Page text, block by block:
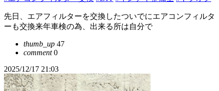
先日、エアフィルターを交換したついでにエアコンフィルタ
ーも交換来年車検の為、出来る所は自分で
thumb_up 47
comment0
2025/12/17 21:03